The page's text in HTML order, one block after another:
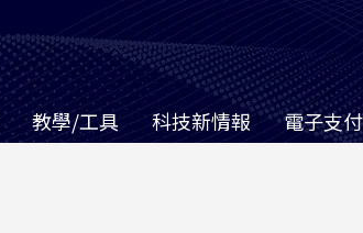
教學/工具 科技新情報 電子支付